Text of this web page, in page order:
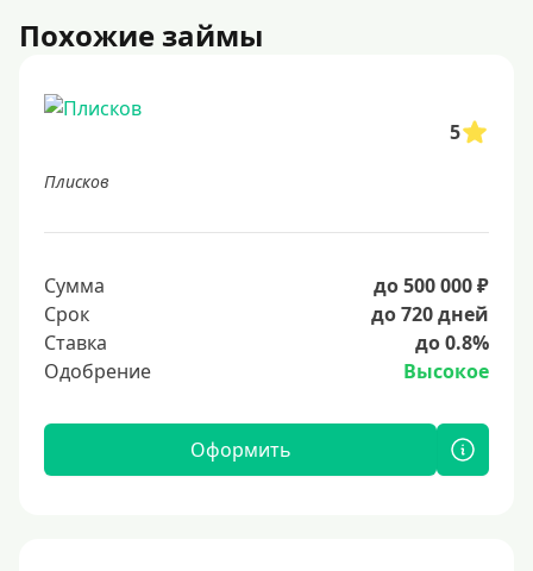
Похожие займы
5
Плисков
Сумма
до 500 000 ₽
Срок
до 720 дней
Ставка
до 0.8%
Одобрение
Высокое
Оформить